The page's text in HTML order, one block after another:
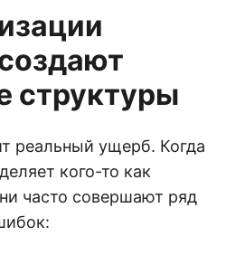
структуры
реальный ущерб. Когда
кого-то как
часто совершают ряд